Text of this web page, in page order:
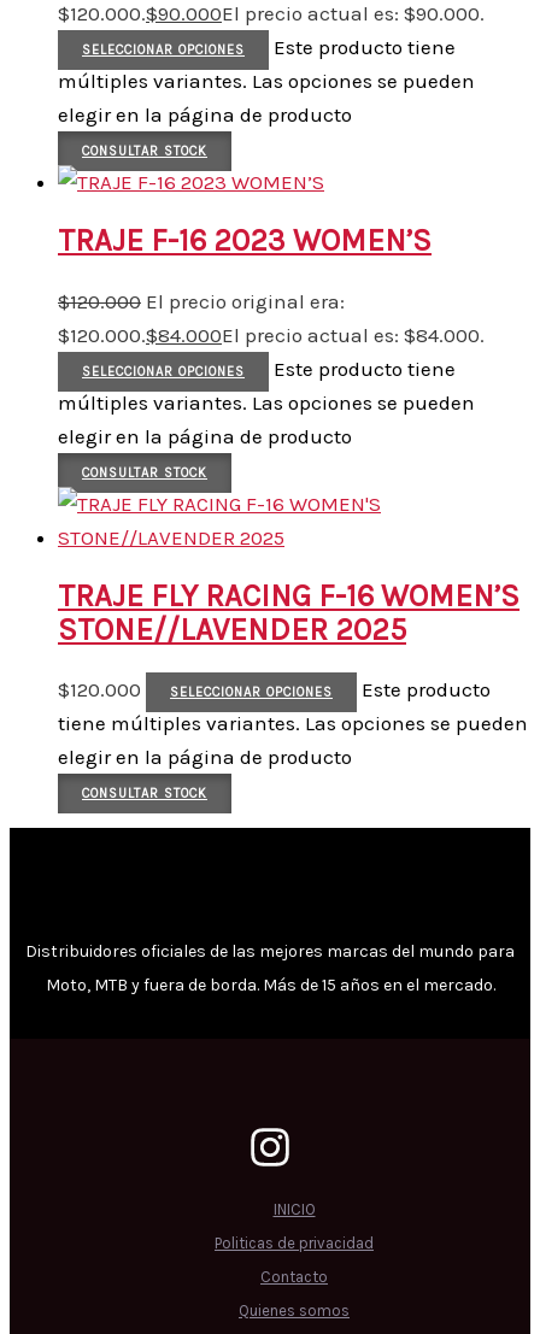
$120.000.$90.000El precio actual es: $90.000.
SELECCIONAR OPCIONES
Este producto tiene
múltiples variantes. Las opciones se pueden
elegir en la página de producto
CONSULTAR STOCK
TRAJE F-16 2023 WOMEN’S
$120.000 El precio original era:
$120.000.$84.000El precio actual es: $84.000.
SELECCIONAR OPCIONES
Este producto tiene
múltiples variantes. Las opciones se pueden
elegir en la página de producto
CONSULTAR STOCK
TRAJE FLY RACING F-16 WOMEN’S
STONE//LAVENDER 2025
$120.000 SELECCIONAR OPCIONES
Este producto
tiene múltiples variantes. Las opciones se pueden
elegir en la página de producto
CONSULTAR STOCK
Distribuidores oficiales de las mejores marcas del mundo para
Moto, MTB y fuera de borda. Más de 15 años en el mercado.
INICIO
Politicas de privacidad
Contacto
Quienes somos